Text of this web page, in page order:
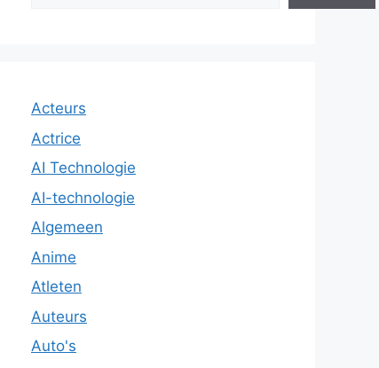
Acteurs
Actrice
AI Technologie
AI-technologie
Algemeen
Anime
Atleten
Auteurs
Auto's